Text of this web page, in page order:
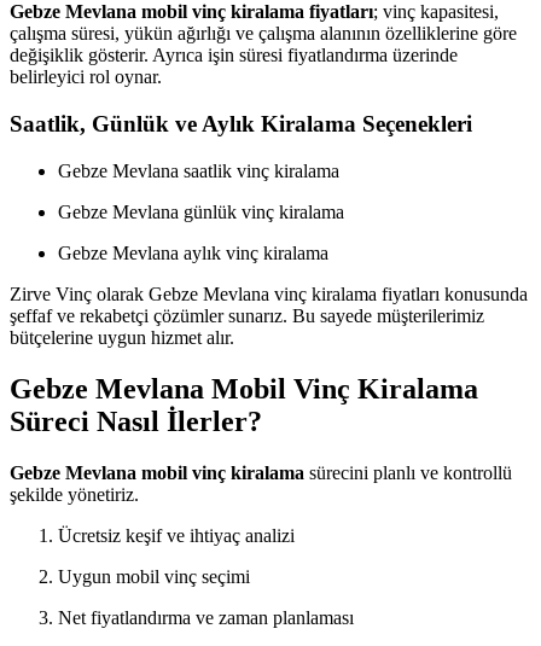
Gebze Mevlana mobil vinç kiralama fiyatları; vinç kapasitesi,
çalışma süresi, yükün ağırlığı ve çalışma alanının özelliklerine göre
değişiklik gösterir. Ayrıca işin süresi fiyatlandırma üzerinde
belirleyici rol oynar.
Saatlik, Günlük ve Aylık Kiralama Seçenekleri
Gebze Mevlana saatlik vinç kiralama
Gebze Mevlana günlük vinç kiralama
Gebze Mevlana aylık vinç kiralama
Zirve Vinç olarak Gebze Mevlana vinç kiralama fiyatları konusunda
şeffaf ve rekabetçi çözümler sunarız. Bu sayede müşterilerimiz
bütçelerine uygun hizmet alır.
Gebze Mevlana Mobil Vinç Kiralama
Süreci Nasıl İlerler?
Gebze Mevlana mobil vinç kiralama sürecini planlı ve kontrollü
şekilde yönetiriz.
Ücretsiz keşif ve ihtiyaç analizi
Uygun mobil vinç seçimi
Net fiyatlandırma ve zaman planlaması